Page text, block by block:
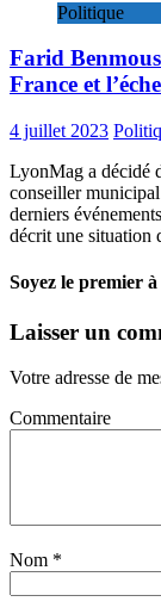
Politique
Farid
France et
4 juillet 2023
LyonMag a décidé
conseiller
derniers
décrit une situation
Soyez le premier
Laisser un
Votre adresse de
Commentaire
Nom *